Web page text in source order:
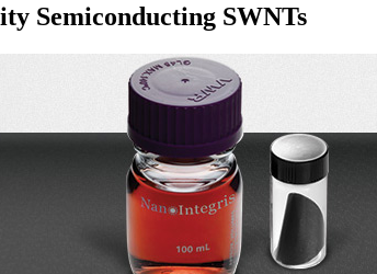
Semiconducting SWNTs